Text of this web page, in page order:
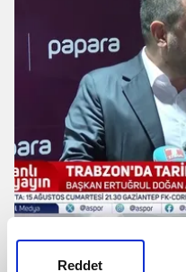
Reddet